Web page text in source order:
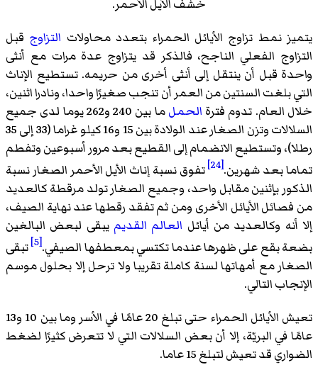
خشف الأيل الأحمر.
يتميز نمط تزاوج الأيائل الحمراء بتعدد محاولات التزاوج قبل
التزاوج الفعلي الناجح، فالذكر قد يتزاوج عدة مرات مع أنثى
واحدة قبل أن ينتقل إلى أنثى أخرى من حريمه. تستطيع الإناث
التي بلغت السنتين من العمر أن تنجب صغيرًا واحدا، ونادرا اثنين،
خلال العام. تدوم فترة الحمل
ما بين 240 و262 يوما لدى جميع
السلالات وتزن الصغار عند الولادة بين 15 و16 كيلو غراما (33 إلى 35
رطلا)، وتستطيع الانضمام إلى القطيع بعد مرور أسبوعين وتفطم
تماما بعد شهرين.[24]
تفوق نسبة إناث الأيل الأحمر الصغار نسبة
الذكور بإثنين مقابل واحد، وجميع الصغار تولد مرقطة كالعديد
من فصائل الأيائل الأخرى ومن ثم تفقد رقطها عند نهاية الصيف،
إلا أنه وكالعديد من أيائل العالم القديم يبقى لبعض البالغين
بضعة بقع على ظهرها عندما تكتسي بمعطفها الصيفي.[5]
تبقى
الصغار مع أمهاتها لسنة كاملة تقريبا ولا ترحل إلا بحلول موسم
الإنجاب التالي.
تعيش الأيائل الحمراء حتى تبلغ 20 عامًا في الأسر وما بين 10 و13
عامًا في البريّة، إلا أن بعض السلالات التي لا تتعرض كثيرًا لضغط
الضواري قد تعيش لتبلغ 15 عاما.